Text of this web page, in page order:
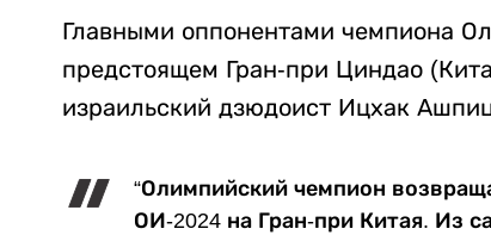
Главными оппонентами чемпиона
предстоящем Гран-при Циндао
израильский дзюдоист Ицхак
“Олимпийский чемпион
ОИ-2024 на Гран-при Китая. Из